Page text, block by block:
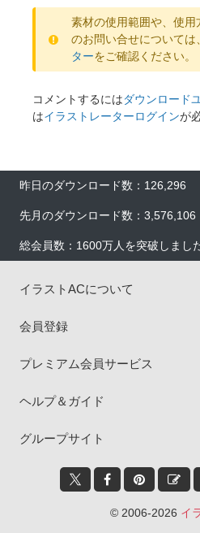
素材の使用範囲や、使
のお問い合せについては
ターをご確認ください。
コメントするにはダウンロード
はイラストレーターログインが
昨日のダウンロード数：126,296
先月のダウンロード数：3,576,106
総会員数：1600万人を突破しまし
イラストACについて
会員登録
プレミアム会員サービス
ヘルプ＆ガイド
グループサイト
© 2006-2026 イ